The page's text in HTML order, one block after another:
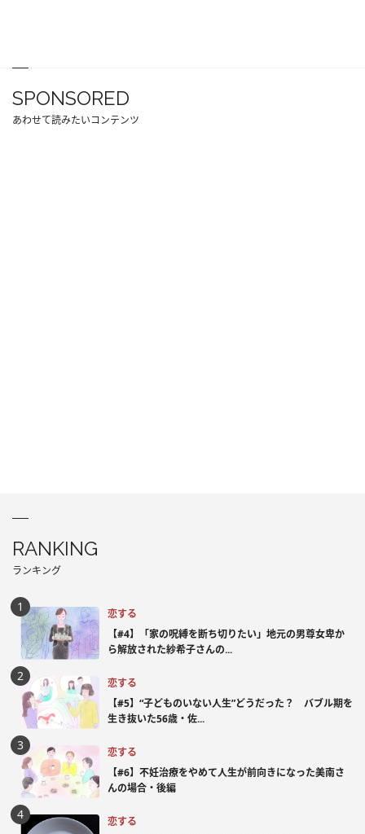
SPONSORED
あわせて読みたいコンテンツ
RANKING
ランキング
恋する
【#4】「家の呪縛を断ち切りたい」地元の男尊女卑か
ら解放された紗希子さんの...
恋する
【#5】“子どものいない人生”どうだった？ バブル期を
生き抜いた56歳・佐...
恋する
【#6】不妊治療をやめて人生が前向きになった美南さ
んの場合・後編
恋する